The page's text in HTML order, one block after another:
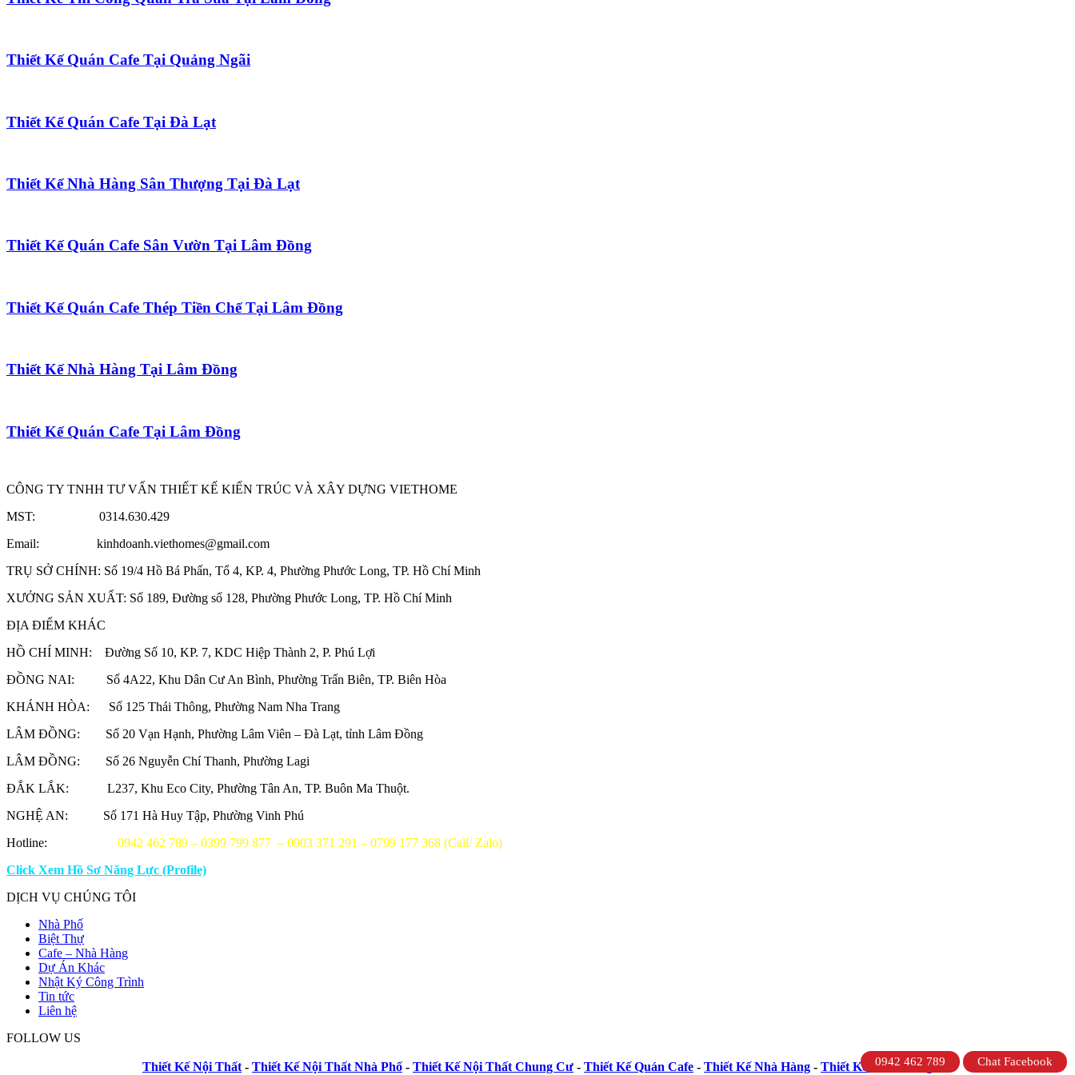
0942 462 789 Chat Facebook
Thiết Kế Quán Cafe Tại Quảng Ngãi
Thiết Kế Quán Cafe Tại Đà Lạt
Thiết Kế Nhà Hàng Sân Thượng Tại Đà Lạt
Thiết Kế Quán Cafe Sân Vườn Tại Lâm Đồng
Thiết Kế Quán Cafe Thép Tiền Chế Tại Lâm Đồng
Thiết Kế Nhà Hàng Tại Lâm Đồng
Thiết Kế Quán Cafe Tại Lâm Đồng
CÔNG TY TNHH TƯ VẤN THIẾT KẾ KIẾN TRÚC VÀ XÂY DỰNG VIETHOME
MST: 0314.630.429
Email: kinhdoanh.viethomes@gmail.com
TRỤ SỞ CHÍNH: Số 19/4 Hồ Bá Phấn, Tổ 4, KP. 4, Phường Phước Long, TP. Hồ Chí Minh
XƯỞNG SẢN XUẤT: Số 189, Đường số 128, Phường Phước Long, TP. Hồ Chí Minh
ĐỊA ĐIỂM KHÁC
HỒ CHÍ MINH: Đường Số 10, KP. 7, KDC Hiệp Thành 2, P. Phú Lợi
ĐỒNG NAI: Số 4A22, Khu Dân Cư An Bình, Phường Trấn Biên, TP. Biên Hòa
KHÁNH HÒA: Số 125 Thái Thông, Phường Nam Nha Trang
LÂM ĐỒNG: Số 20 Vạn Hạnh, Phường Lâm Viên – Đà Lạt, tỉnh Lâm Đồng
LÂM ĐỒNG: Số 26 Nguyễn Chí Thanh, Phường Lagi
ĐẮK LẮK: L237, Khu Eco City, Phường Tân An, TP. Buôn Ma Thuột.
NGHỆ AN: Số 171 Hà Huy Tập, Phường Vinh Phú
Hotline: 0942 462 789 – 0399 799 877 – 0903 371 291 – 0799 177 368 (Call/ Zalo)
Click Xem Hồ Sơ Năng Lực (Profile)
DỊCH VỤ CHÚNG TÔI
Nhà Phố
Biệt Thự
Cafe – Nhà Hàng
Dự Án Khác
Nhật Ký Công Trình
Tin tức
Liên hệ
FOLLOW US
Thiết Kế Nội Thất- Thiết Kế Nội Thất Nhà Phố - Thiết Kế Nội Thất Chung Cư - Thiết Kế Quán Cafe - Thiết Kế Nhà Hàng - Thiết Kế Văn Phòng